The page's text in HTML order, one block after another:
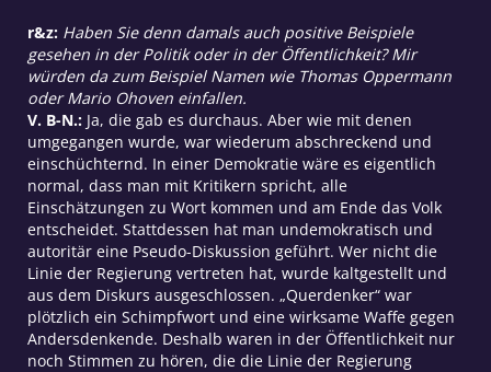
r&z: Haben Sie denn damals auch positive Beispiele
gesehen in der Politik oder in der Öffentlichkeit? Mir
würden da zum Beispiel Namen wie Thomas Oppermann
oder Mario Ohoven einfallen.
V. B-N.:Ja, die gab es durchaus. Aber wie mit denen
umgegangen wurde, war wiederum abschreckend und
einschüchternd. In einer Demokratie wäre es eigentlich
normal, dass man mit Kritikern spricht, alle
Einschätzungen zu Wort kommen und am Ende das Volk
entscheidet. Stattdessen hat man undemokratisch und
autoritär eine Pseudo-Diskussion geführt. Wer nicht die
Linie der Regierung vertreten hat, wurde kaltgestellt und
aus dem Diskurs ausgeschlossen. „Querdenker“ war
plötzlich ein Schimpfwort und eine wirksame Waffe gegen
Andersdenkende. Deshalb waren in der Öffentlichkeit nur
noch Stimmen zu hören, die die Linie der Regierung